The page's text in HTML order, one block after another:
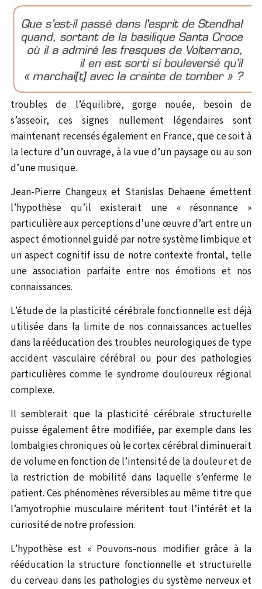
troubles de l’équilibre, gorge nouée, besoin de
s’asseoir, ces signes nullement légendaires sont
maintenant recensés également en France, que ce soit à
la lecture d’un ouvrage, à la vue d’un paysage ou au son
d’une musique.
Jean-Pierre Changeux et Stanislas Dehaene émettent
l’hypothèse qu’il existerait une « résonnance »
particulière aux perceptions d’une œuvre d’art entre un
aspect émotionnel guidé par notre système limbique et
un aspect cognitif issu de notre contexte frontal, telle
une association parfaite entre nos émotions et nos
connaissances.
L’étude de la plasticité cérébrale fonctionnelle est déjà
utilisée dans la limite de nos connaissances actuelles
dans la rééducation des troubles neurologiques de type
accident vasculaire cérébral ou pour des pathologies
particulières comme le syndrome douloureux régional
complexe.
Il semblerait que la plasticité cérébrale structurelle
puisse également être modifiée, par exemple dans les
lombalgies chroniques où le cortex cérébral diminuerait
de volume en fonction de l’intensité de la douleur et de
la restriction de mobilité dans laquelle s’enferme le
patient. Ces phénomènes réversibles au même titre que
l’amyotrophie musculaire méritent tout l’intérêt et la
curiosité de notre profession.
L’hypothèse est « Pouvons-nous modifier grâce à la
rééducation la structure fonctionnelle et structurelle
du cerveau dans les pathologies du système nerveux et